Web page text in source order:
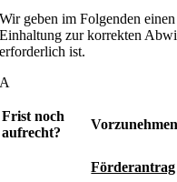
Wir geben im Folgenden
Einhaltung zur korrekten
erforderlich ist.
A
Frist noch
aufrecht?
Förderantrag